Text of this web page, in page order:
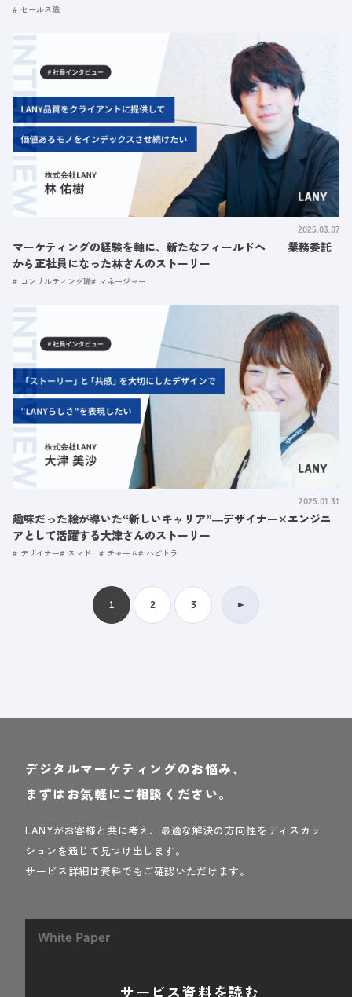
けるストーリー
セールス職
2025.03.07
マーケティングの経験を軸に、新たなフィールドへ──業務委託
から正社員になった林さんのストーリー
コンサルティング職 マネージャー
2025.01.31
趣味だった絵が導いた“新しいキャリア”―デザイナー×エンジニ
アとして活躍する大津さんのストーリー
デザイナー スマドロ チャーム ハピトラ
1 2 3
デジタルマーケティングのお悩み、
まずはお気軽にご相談ください。
LANYがお客様と共に考え、最適な解決の方向性をディスカッ
ションを通じて見つけ出します。
サービス詳細は資料でもご確認いただけます。
White Paper
サービス資料を読む